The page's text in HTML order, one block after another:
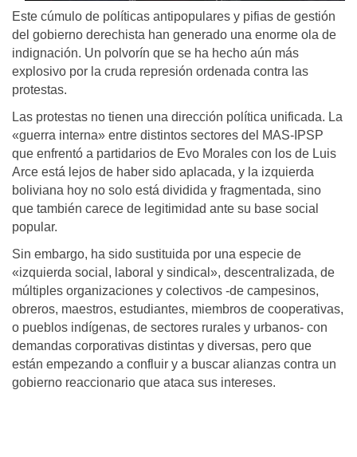
Este cúmulo de políticas antipopulares y pifias de gestión
del gobierno derechista han generado una enorme ola de
indignación. Un polvorín que se ha hecho aún más
explosivo por la cruda represión ordenada contra las
protestas.
Las protestas no tienen una dirección política unificada. La
«guerra interna» entre distintos sectores del MAS-IPSP
que enfrentó a partidarios de Evo Morales con los de Luis
Arce está lejos de haber sido aplacada, y la izquierda
boliviana hoy no solo está dividida y fragmentada, sino
que también carece de legitimidad ante su base social
popular.
Sin embargo, ha sido sustituida por una especie de
«izquierda social, laboral y sindical», descentralizada, de
múltiples organizaciones y colectivos -de campesinos,
obreros, maestros, estudiantes, miembros de cooperativas,
o pueblos indígenas, de sectores rurales y urbanos- con
demandas corporativas distintas y diversas, pero que
están empezando a confluir y a buscar alianzas contra un
gobierno reaccionario que ataca sus intereses.